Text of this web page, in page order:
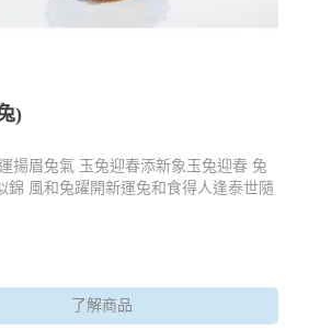
)
揚眉兔氣 玉兔迎春添新象玉兔迎春 兔
錦 風和兔躍開新運兔和食得人逢泰世隨
了解商品